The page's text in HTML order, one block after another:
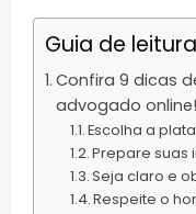
Guia de leitura
Confira 9 dicas
advogado online!
Escolha a
Prepare suas
Seja claro e
Respeite o